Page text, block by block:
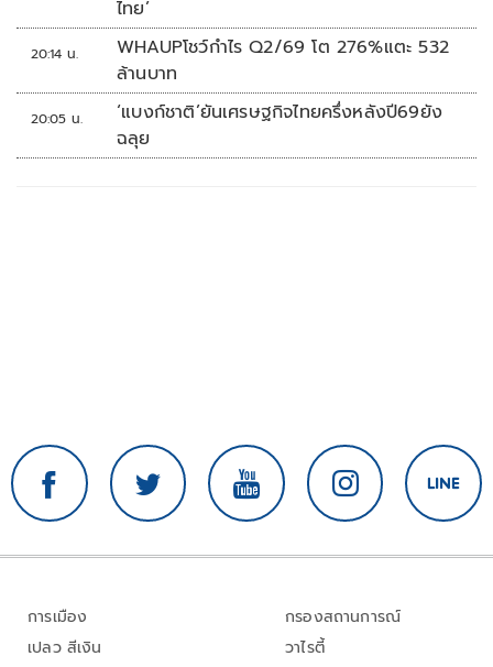
ไทย’
20:14 น.
WHAUPโชว์กำไร Q2/69 โต 276%แตะ 532
ล้านบาท
20:05 น.
‘แบงก์ชาติ’ยันเศรษฐกิจไทยครึ่งหลังปี69ยัง
ฉลุย
การเมือง
เปลว สีเงิน
กรองสถานการณ์
วาไรตี้